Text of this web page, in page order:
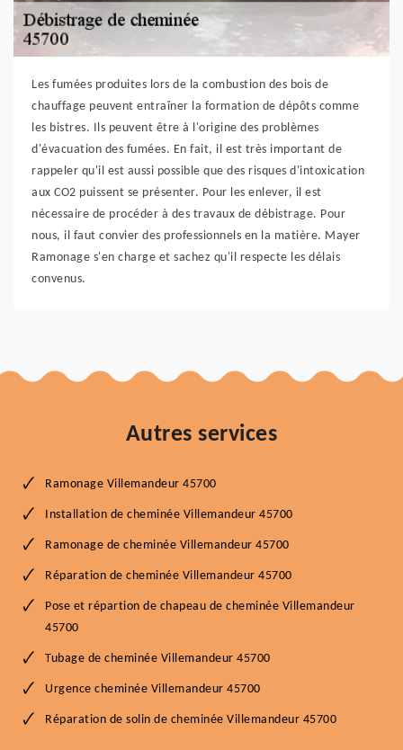
Les fumées produites lors de la combustion des bois de
chauffage peuvent entraîner la formation de dépôts comme
les bistres. Ils peuvent être à l'origine des problèmes
d'évacuation des fumées. En fait, il est très important de
rappeler qu'il est aussi possible que des risques d'intoxication
aux CO2 puissent se présenter. Pour les enlever, il est
nécessaire de procéder à des travaux de débistrage. Pour
nous, il faut convier des professionnels en la matière. Mayer
Ramonage s'en charge et sachez qu'il respecte les délais
convenus.
Autres services
Ramonage Villemandeur 45700
Installation de cheminée Villemandeur 45700
Ramonage de cheminée Villemandeur 45700
Réparation de cheminée Villemandeur 45700
Pose et répartion de chapeau de cheminée Villemandeur
45700
Tubage de cheminée Villemandeur 45700
Urgence cheminée Villemandeur 45700
Réparation de solin de cheminée Villemandeur 45700